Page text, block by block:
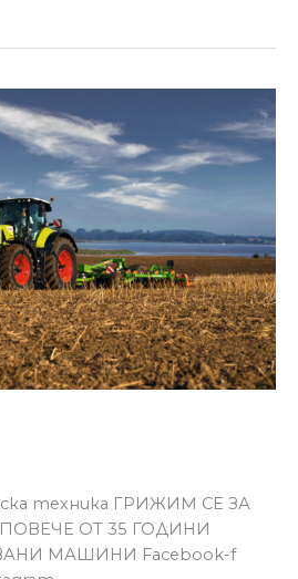
техника ГРИЖИМ СЕ ЗА
ОТ 35 ГОДИНИ
МАШИНИ Facebook-f